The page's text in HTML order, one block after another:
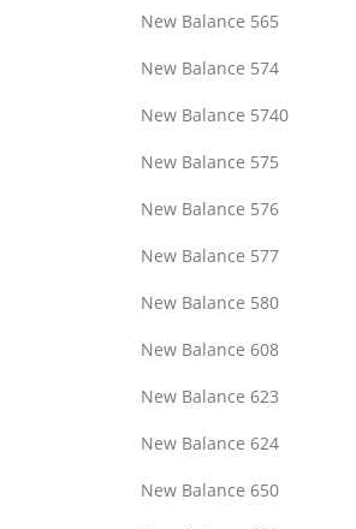
New Balance 565
New Balance 574
New Balance 5740
New Balance 575
New Balance 576
New Balance 577
New Balance 580
New Balance 608
New Balance 623
New Balance 624
New Balance 650